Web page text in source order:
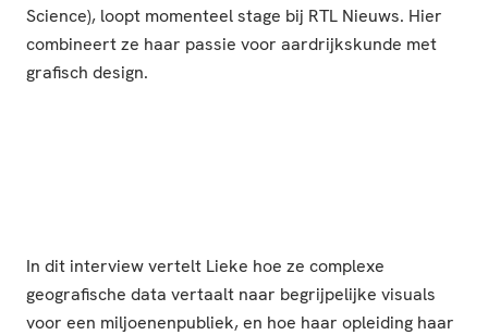
Science), loopt momenteel stage bij RTL Nieuws. Hier
combineert ze haar passie voor aardrijkskunde met
grafisch design.
In dit interview vertelt Lieke hoe ze complexe
geografische data vertaalt naar begrijpelijke visuals
voor een miljoenenpubliek, en hoe haar opleiding haar